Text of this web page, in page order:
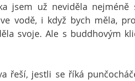
jsem už neviděla
vodě, i když bych měla,
svoje. Ale s buddhovým
řeší, jestli se říká